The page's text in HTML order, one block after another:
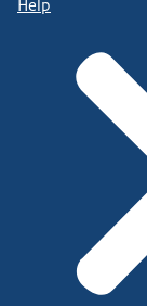
Help